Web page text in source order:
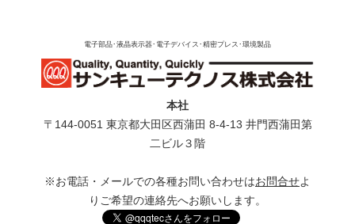
電子部品･液晶表示器･電子デバイス･精密プレス･環境製品
本社
〒144-0051 東京都⼤⽥区⻄蒲⽥ 8-4-13 井⾨⻄蒲⽥第
⼆ビル３階
※お電話・メールでの各種お問い合わせはお問合せよ
りご希望の連絡先へお願いします。